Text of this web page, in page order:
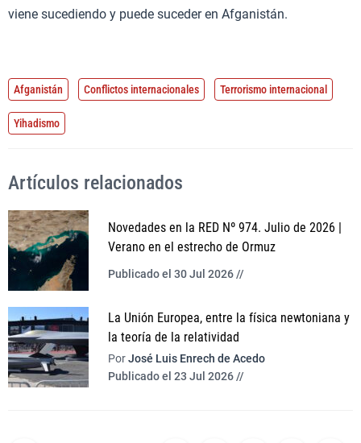
viene sucediendo y puede suceder en Afganistán.
Afganistán Conflictos internacionales Terrorismo internacional
Yihadismo
Artículos relacionados
Novedades en la RED Nº 974. Julio de 2026 |
Verano en el estrecho de Ormuz
Publicado el 30 Jul 2026 //
La Unión Europea, entre la física newtoniana y
la teoría de la relatividad
PorJosé Luis Enrech de Acedo
Publicado el 23 Jul 2026 //